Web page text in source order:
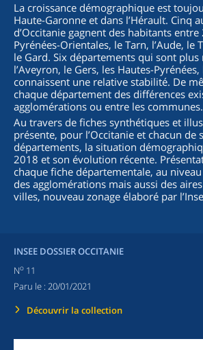
La croissance démographique est
Haute-Garonne et dans l’Hérault. Cinq
d’Occitanie gagnent des habitants
Pyrénées-Orientales, le Tarn, l’Aude, le
le Gard. Six départements qui sont plus
l’Aveyron, le Gers, les Hautes-
connaissent une relative stabilité. De
chaque département des différences
agglomérations ou entre les communes.
Au travers de fiches synthétiques et
présente, pour l’Occitanie et chacun de
départements, la situation
2018 et son évolution récente.
chaque fiche départementale, au
des agglomérations mais aussi des
villes, nouveau zonage élaboré par
INSEE DOSSIER OCCITANIE
No 11
Paru le : 20/01/2021
Découvrir la collection